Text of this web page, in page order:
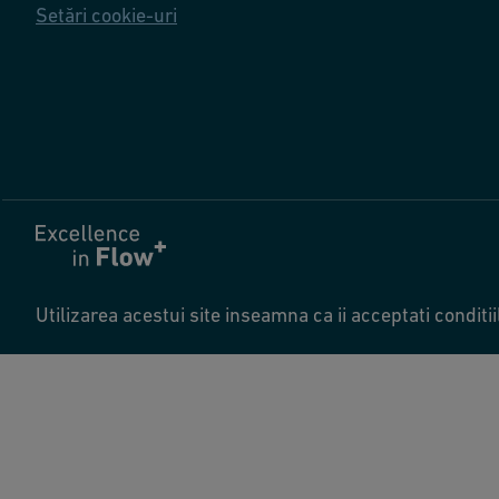
Setări cookie-uri
Utilizarea acestui site inseamna ca ii acceptati